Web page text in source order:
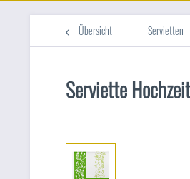
Übersicht Servietten
Serviette